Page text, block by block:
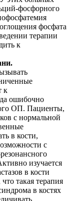
фосфорного
фосфата
терапии
к
к
ошибочно
ОП. Пациенты,
с нормальной
в кости,
с
изучается
в кости
такая терапия
в костях